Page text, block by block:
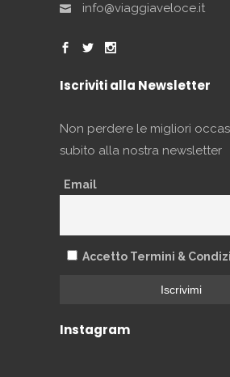
info@viaggiaveloce.it
Iscriviti alla Newsletter
Non perdere le migliori
subito alla nostra newsletter
Email
Accetto Termini &
Instagram